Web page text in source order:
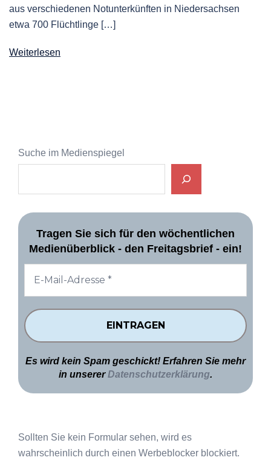
aus verschiedenen Notunterkünften in Niedersachsen
etwa 700 Flüchtlinge […]
Weiterlesen
Suche im Medienspiegel
Tragen Sie sich für den wöchentlichen
Medienüberblick - den Freitagsbrief - ein!
Es wird kein Spam geschickt! Erfahren Sie mehr
in unsererDatenschutzerklärung.
Sollten Sie kein Formular sehen, wird es
wahrscheinlich durch einen Werbeblocker blockiert.